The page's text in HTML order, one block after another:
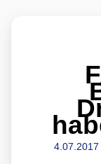
4.07.2017